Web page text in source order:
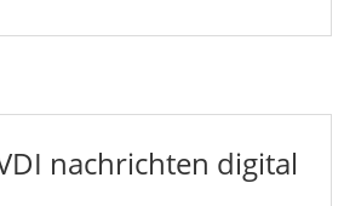
nachrichten digital